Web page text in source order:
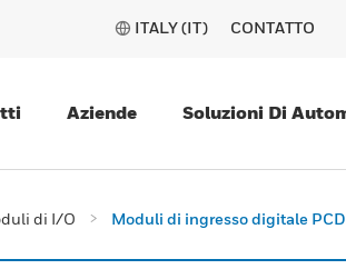
ITALY (IT) CONTATTO
Aziende Soluzioni Di
di I/O Moduli di ingresso digitale